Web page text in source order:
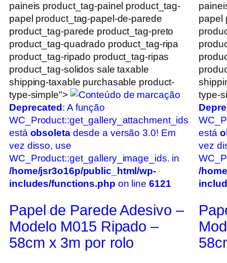
paineis product_tag-painel product_tag-
papel product_tag-papel-de-parede
product_tag-parede product_tag-preto
product_tag-quadrado product_tag-ripa
product_tag-ripado product_tag-ripas
product_tag-solidos sale taxable
shipping-taxable purchasable product-
type-simple">
Deprecated : A função
WC_Product::get_gallery_attachment_ids
está obsoletadesde a versão 3.0! Em
vez disso, use
WC_Product::get_gallery_image_ids. in
/home/jsr3o16p/public_html/wp-
includes/functions.php on line 6121
Papel de Parede Adesivo –
Modelo M015 Ripado –
58cm x 3m por rolo
papel
type-
está
vez
/